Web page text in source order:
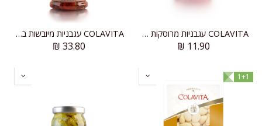
COLAVITA עגבניות מרוסקות פולפה
11.90
₪
COLAVITA עגבניות מיובשות בשמן זית
33.80
₪
1+1